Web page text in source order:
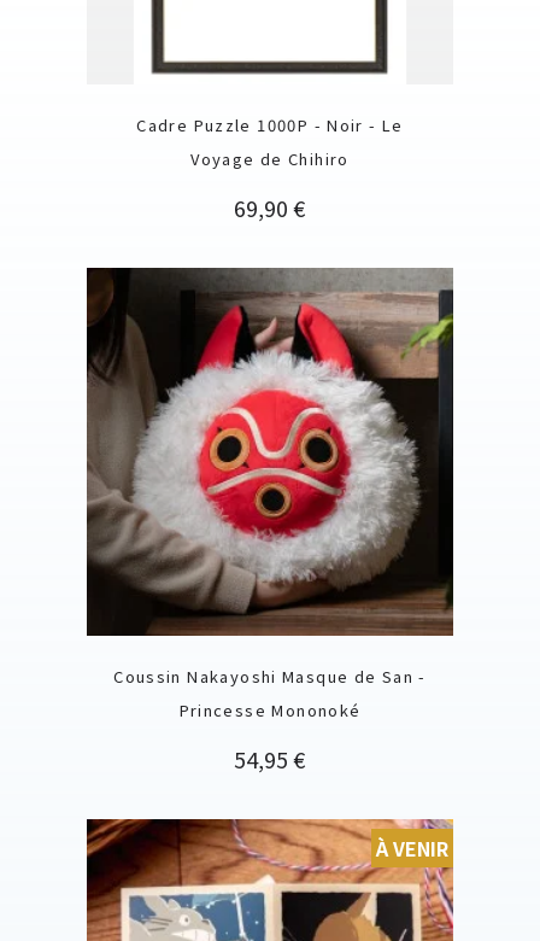
Cadre Puzzle 1000P - Noir - Le
Voyage de Chihiro
Prix
69,90 €
Coussin Nakayoshi Masque de San -
Princesse Mononoké
Prix
54,95 €
À VENIR